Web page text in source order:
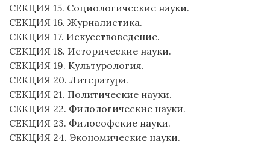
СЕКЦИЯ 15. Социологические науки.
СЕКЦИЯ 16. Журналистика.
СЕКЦИЯ 17. Искусствоведение.
СЕКЦИЯ 18. Исторические науки.
СЕКЦИЯ 19. Культурология.
СЕКЦИЯ 20. Литература.
СЕКЦИЯ 21. Политические науки.
СЕКЦИЯ 22. Филологические науки.
СЕКЦИЯ 23. Философские науки.
СЕКЦИЯ 24. Экономические науки.